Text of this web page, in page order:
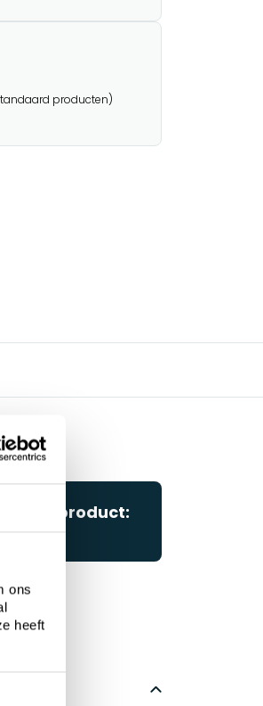
ons
heeft
producten)
this product: